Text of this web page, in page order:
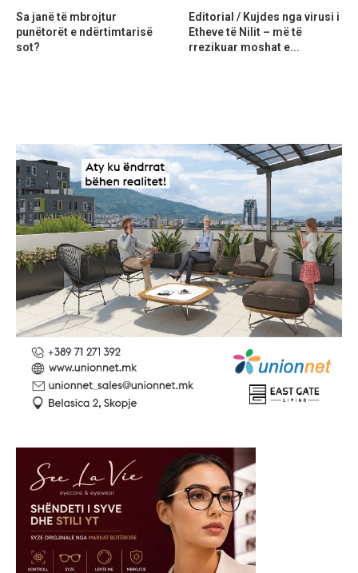
Sa janë të mbrojtur
punëtorët e ndërtimtarisë
sot?
Editorial / Kujdes nga virusi i
Etheve të Nilit – më të
rrezikuar moshat e...